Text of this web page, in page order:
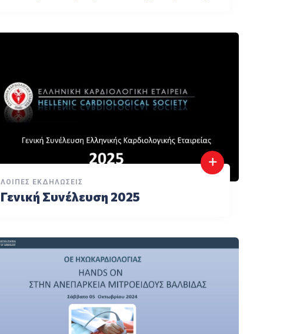
ΛΟΙΠΈΣ ΕΚΔΗΛΏΣΕΙΣ
Γενική Συνέλευση 2025